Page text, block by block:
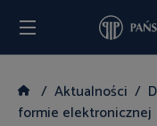
Aktualności
formie elektronicznej